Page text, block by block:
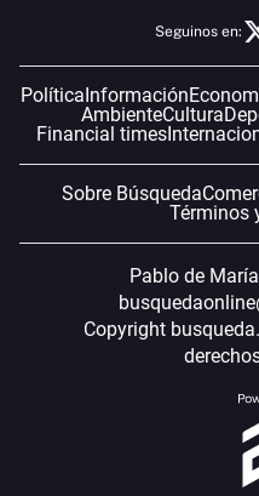
Seguinos en:
Política Información
AmbienteCultura
Financial times
Sobre Búsqueda
Términos
Pablo de
Copyright